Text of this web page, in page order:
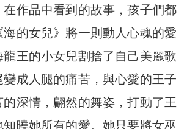
作品中看到的故事，孩子們都
的女兒》將一則動人心魂的愛
王的小女兒割捨了自己美麗歌
成人腿的痛苦，與心愛的王子
深情，翩然的舞姿，打動了王
曉她所有的愛。她只要將女巫